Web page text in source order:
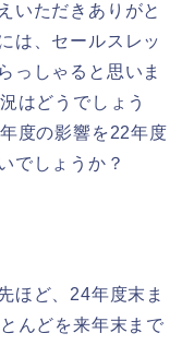
いただきありがと
は、セールスレッ
っしゃると思いま
はどうでしょう
度の影響を22年度
でしょうか？
ほど、24年度末ま
んどを来年末まで